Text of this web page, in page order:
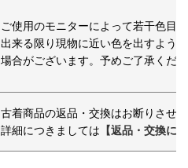
ご使用のモニターによって若干色目
出来る限り現物に近い色を出すよう
場合がございます。予めご了承くだ
古着商品の返品・交換はお断りさせ
詳細につきましては 【返品・交換に